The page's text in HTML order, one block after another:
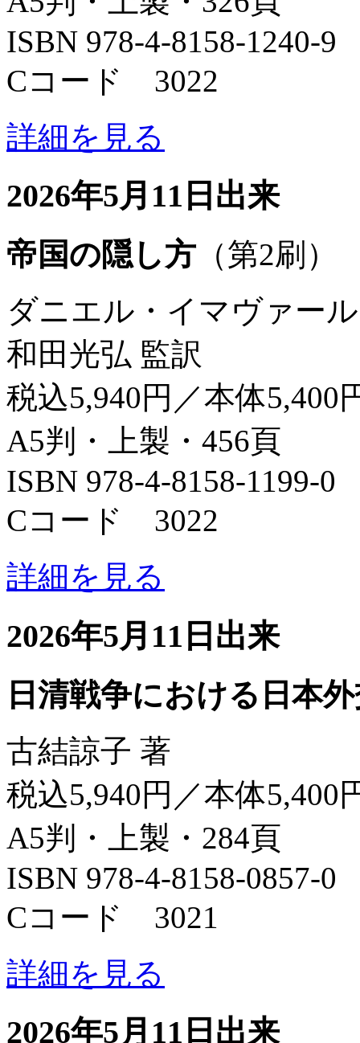
ISBN 978-4-8158-1240-9
Cコード 3022
詳細を見る
2026年5月11日出来
帝国の隠し方 （第2刷）
ダニエル・イマヴァー
和田光弘 監訳
税込5,940円／本体5,400
A5判・上製・456頁
ISBN 978-4-8158-1199-0
Cコード 3022
詳細を見る
2026年5月11日出来
日清戦争における日本
古結諒子 著
税込5,940円／本体5,400
A5判・上製・284頁
ISBN 978-4-8158-0857-0
Cコード 3021
詳細を見る
2026年5月11日出来